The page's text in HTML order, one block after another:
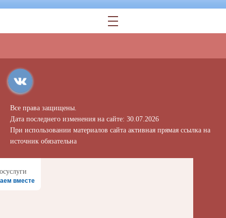
Все права защищены.
Дата последнего изменения на сайте: 30.07.2026
При использовании материалов сайта активная прямая ссылка на
источник обязательна
вместе